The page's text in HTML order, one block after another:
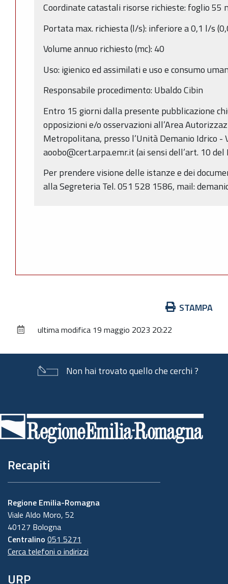
Coordinate catastali risorse richieste: foglio 55
Portata max. richiesta (l/s): inferiore a 0,1 l/s
Volume annuo richiesto (mc): 40
Uso: igienico ed assimilati e uso e consumo
Responsabile procedimento: Ubaldo Cibin
Entro 15 giorni dalla presente pubblicazione
opposizioni e/o osservazioni all’Area
Metropolitana, presso l’Unità Demanio Idrico -
aoobo@cert.arpa.emr.it (ai sensi dell’art. 10 del
Per prendere visione delle istanze e dei
alla Segreteria Tel. 051 528 1586, mail:
documento
STAMPA
ultima modifica 19 maggio 2023 20:22
Non hai trovato quello che cerchi ?
di
pagina
Recapiti
Regione Emilia-Romagna
Viale Aldo Moro, 52
40127 Bologna
Centralino 051 5271
Cerca telefoni o indirizzi
URP